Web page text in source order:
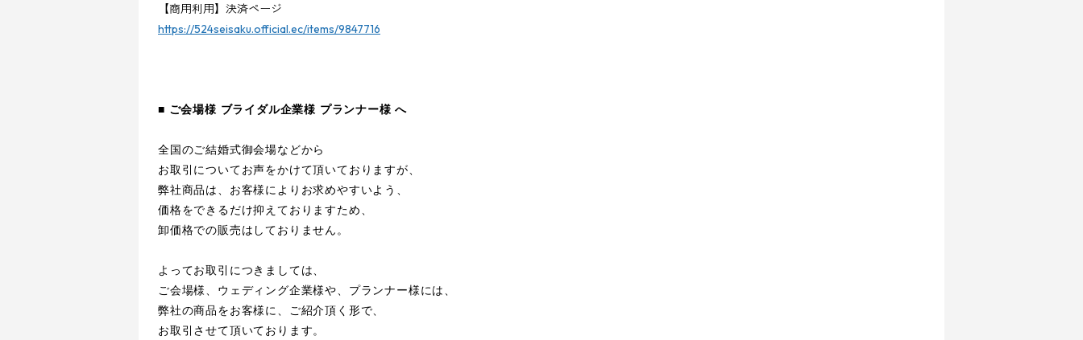
【商用利用】決済ページ
https://524seisaku.official.ec/items/9847716
■ ご会場様 ブライダル企業様 プランナー様 へ
全国のご結婚式御会場などから
お取引についてお声をかけて頂いておりますが、
弊社商品は、お客様によりお求めやすいよう、
価格をできるだけ抑えておりますため、
卸価格での販売はしておりません。
よってお取引につきましては、
ご会場様、ウェディング企業様や、プランナー様には、
弊社の商品をお客様に、ご紹介頂く形で、
お取引させて頂いております。